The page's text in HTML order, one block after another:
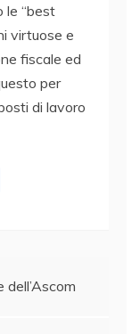
le “best
virtuose e
fiscale ed
per
di lavoro
vi